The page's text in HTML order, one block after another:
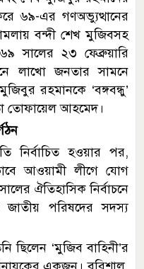
৬৯-এর গণঅভ্যুত্থানের
বন্দী শেখ মুজিবসহ
সালের ২৩ ফেব্রুয়ারি
লাখো জনতার সামনে
রহমানকে ‘বঙ্গবন্ধু’
তোফায়েল আহমেদ।
নির্বাচিত হওয়ার পর,
আওয়ামী লীগে যোগ
ঐতিহাসিক নির্বাচনে
পরিষদের সদস্য
ছিলেন ‘মুজিব বাহিনী’র
একজন। বরিশাল,